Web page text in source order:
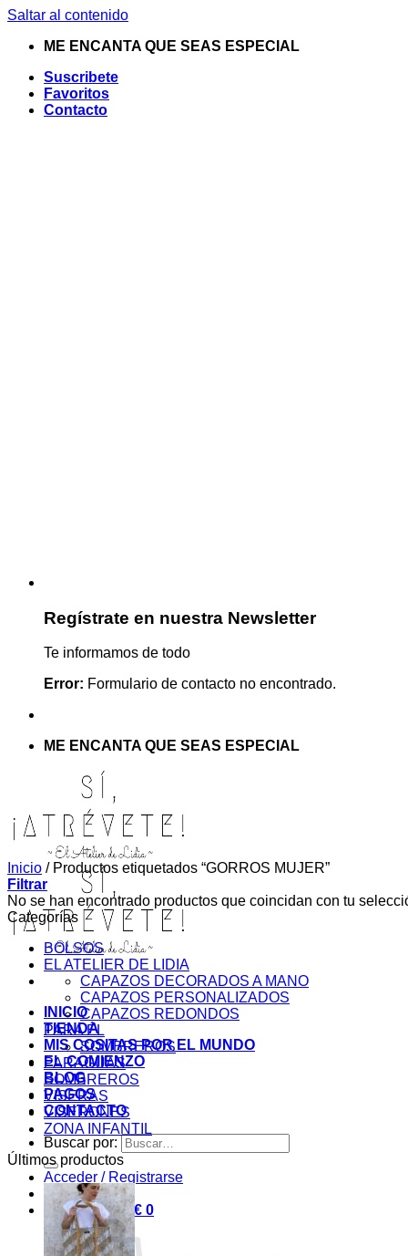
Saltar al contenido
ME ENCANTA QUE SEAS ESPECIAL
Suscribete
Favoritos
Contacto
Regístrate en nuestra Newsletter
Te informamos de todo
Error: Formulario de contacto no encontrado.
ME ENCANTA QUE SEAS ESPECIAL
INICIO
TIENDA
MIS COSITAS POR EL MUNDO
EL COMIENZO
BLOG
PAGOS
CONTACTO
Buscar por:
Acceder / Registrarse
Carrito /0,00€ 0
Inicio /Productos etiquetados “GORROS MUJER”
Filtrar
No se han encontrado productos que coincidan con tu
Categorías
BOLSOS
EL ATELIER DE LIDIA
CAPAZOS DECORADOS A MANO
CAPAZOS PERSONALIZADOS
CAPAZOS REDONDOS
PARA ÉL
SOMBREROS
PARAGUAS
SOMBREROS
VISERAS
VISERONES
ZONA INFANTIL
Últimos productos